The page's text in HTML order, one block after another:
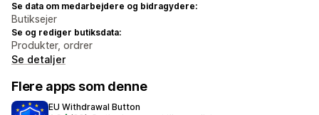
Se data om medarbejdere og bidragydere:
Butiksejer
Se og rediger butiksdata:
Produkter, ordrer
Se detaljer
Flere apps som denne
EU Withdrawal Button